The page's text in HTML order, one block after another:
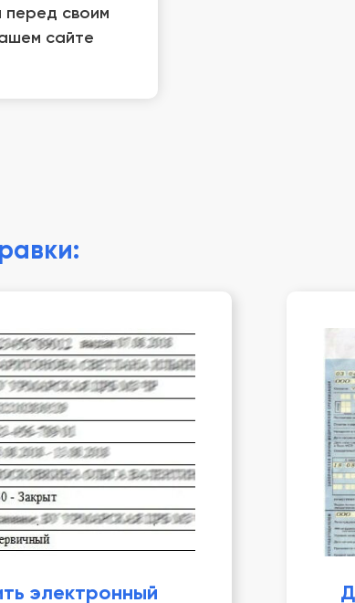
перед своим
сайте
электронный